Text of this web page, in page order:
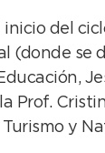
del
(donde se
Prof.
y